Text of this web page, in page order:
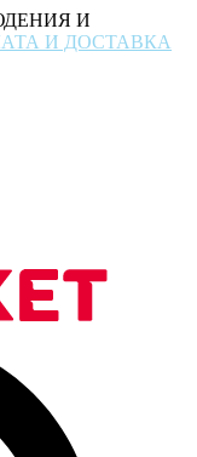
И
И ДОСТАВКА